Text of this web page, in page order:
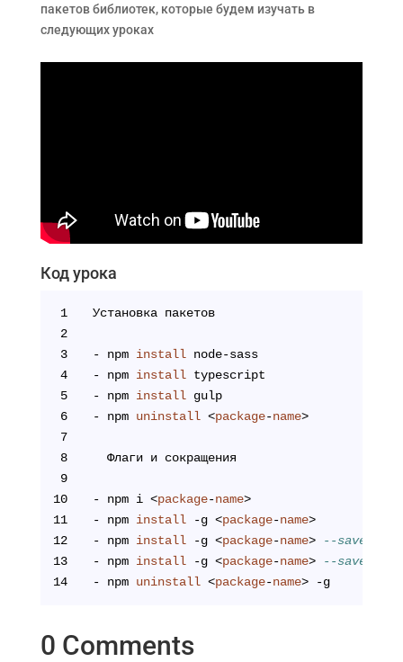
пакетов библиотек, которые будем изучать в
следующих уроках
Код урока
1
Установка пакетов
2
3
- npm install node-sass
4
- npm install typescript
5
- npm install gulp
6
- npm uninstall <package-name>
7
8
  Флаги и сокращения
9
10
- npm i <package-name>
11
- npm install -g <package-name>
12
- npm install -g <package-name>
--save
13
- npm install -g <package-name>
--save-dev
14
- npm uninstall <package-name> -g
0 Comments